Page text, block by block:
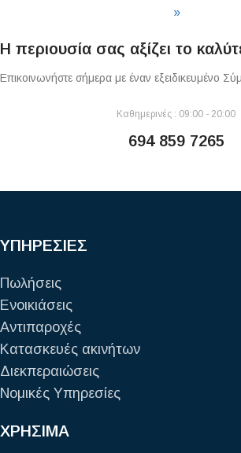
»
Η περιουσία σας αξίζει το
Επικοινωνήστε σήμερα με έναν εξειδικευμένο
Καθημερινές : 09:00 - 20:00
694 859 7265
ΥΠΗΡΕΣΙΕΣ
Πωλήσεις
Ενοικιάσεις
Αντιπαροχές
Κατασκευές ακινήτων
Διεκπεραιώσεις
Νομικές Υπηρεσίες
ΧΡΗΣΙΜΑ